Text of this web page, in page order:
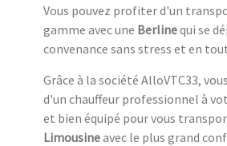
Vous pouvez profiter d'un
gamme avec une Berlinequi se
convenance sans stress et en
Grâce à la société AlloVTC33,
d'un chauffeur professionnel à
et bien équipé pour vous
Limousineavec le plus grand